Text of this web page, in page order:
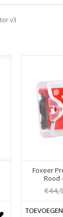
v3
Foxeer
Rood